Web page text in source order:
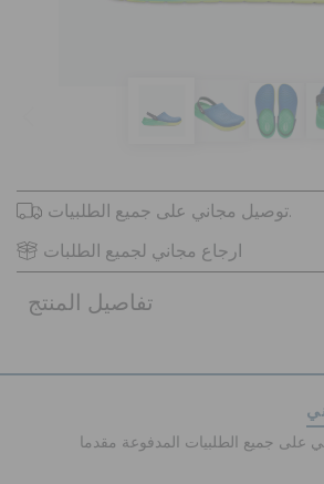
/ اشتراك
توصيل مجاني على جميع الطلبيات.
ارجاع مجاني لجميع الطلبات
تفاصيل المنتج
على جميع الطلبيات المدفوعة مقدما